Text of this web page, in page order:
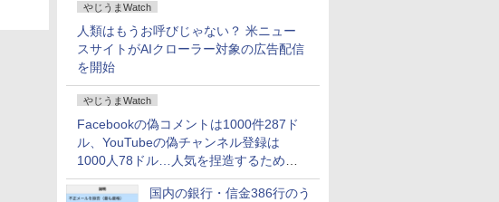
どいい【ぼっち・ざ・ろー
ど！その14】
やじうまWatch
人類はもうお呼びじゃない？ 米ニュー
スサイトがAIクローラー対象の広告配信
を開始
やじうまWatch
Facebookの偽コメントは1000件287ド
ル、YouTubeの偽チャンネル登録は
1000人78ドル…人気を捏造するための
価格リストが公開中
国内の銀行・信金386行のう